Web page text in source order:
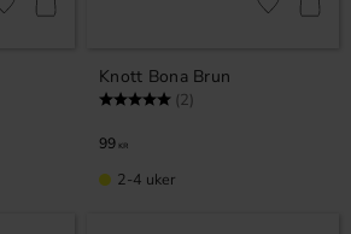
Lagre som favoritt
Knott Bona Brun
Karakter: (2)
99 KR
Lagre som
2-4 uker